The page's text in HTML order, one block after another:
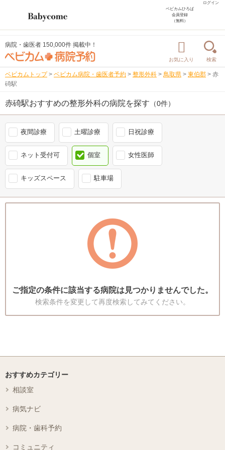
ログイン
ベビカムひろば
会員登録
（無料）
病院・歯医者 150,000件 掲載中！
お気に入り 検索
ベビカムトップ > ベビカム病院・歯医者予約 > 整形外科 > 鳥取県 > 東伯郡 > 赤
碕駅
赤碕駅おすすめの整形外科の病院を探す （0件）
夜間診療 土曜診療 日祝診療
ネット受付可 個室 女性医師
キッズスペース 駐車場
ご指定の条件に該当する病院は見つかりませんでした。
検索条件を変更して再度検索してみてください。
おすすめカテゴリー
相談室
病気ナビ
病院・歯科予約
コミュニティ